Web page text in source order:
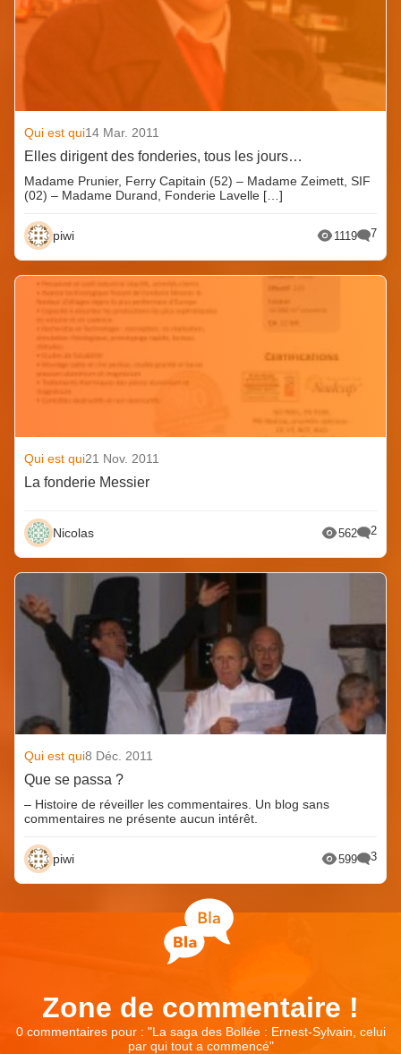
Qui est qui14 Mar. 2011
Elles dirigent des fonderies, tous les jours…
Madame Prunier, Ferry Capitain (52) – Madame Zeimett, SIF
(02) – Madame Durand, Fonderie Lavelle […]
piwi 1119 7
Qui est qui21 Nov. 2011
La fonderie Messier
Nicolas 562 2
Qui est qui8 Déc. 2011
Que se passa ?
– Histoire de réveiller les commentaires. Un blog sans
commentaires ne présente aucun intérêt.
piwi 599 3
Zone de commentaire !
0 commentaires pour : "La saga des Bollée : Ernest-Sylvain, celui
par qui tout a commencé"